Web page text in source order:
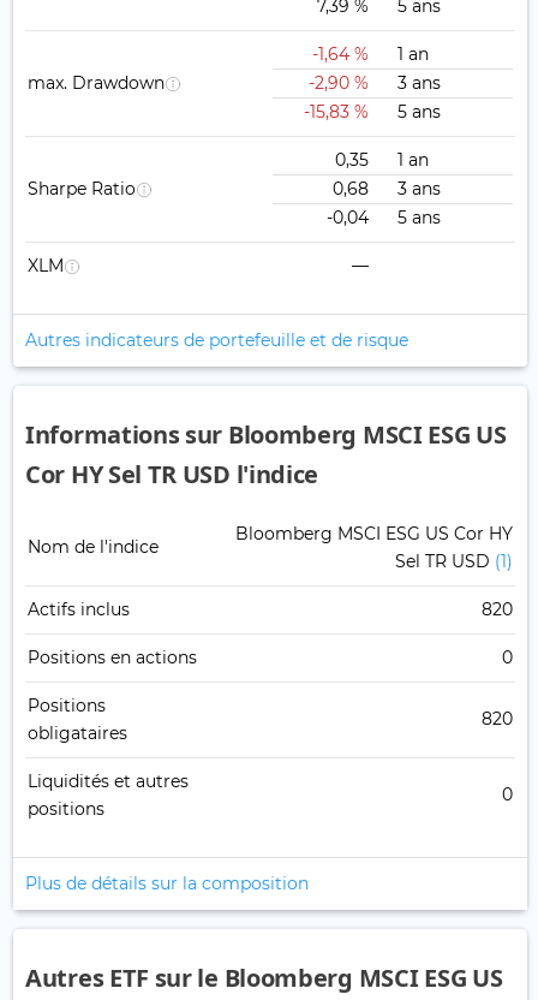
7,39 % 5 ans
max. Drawdown
-1,64 %
1 an
-2,90 %
3 ans
-15,83 %
5 ans
Sharpe Ratio
0,35
1 an
0,68
3 ans
-0,04
5 ans
XLM —
Autres indicateurs de portefeuille et de risque
Informations sur Bloomberg MSCI ESG US
Cor HY Sel TR USD l'indice
Nom de l'indice
Bloomberg MSCI ESG US Cor HY
Sel TR USD (1)
Actifs inclus 820
Positions en actions 0
Positions
obligataires
820
Liquidités et autres
positions
0
Plus de détails sur la composition
Autres ETF sur le Bloomberg MSCI ESG US